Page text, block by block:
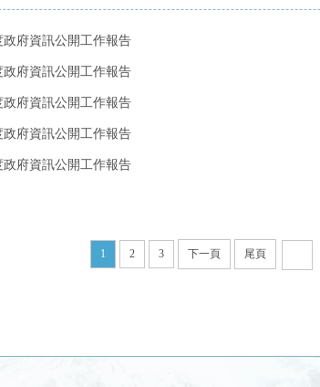
政府資訊公開工作報告​
政府資訊公開工作報告​
政府資訊公開工作報告​
政府資訊公開工作報告​
政府資訊公開工作報告​
1 2 3 下一頁 尾頁